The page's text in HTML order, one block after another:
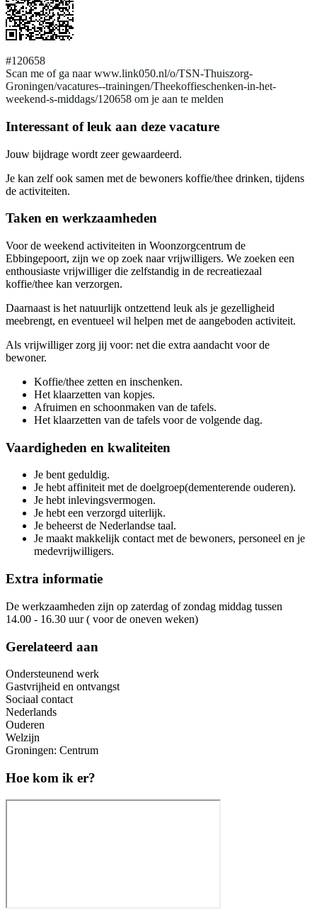
#120658
Scan me of ga naar www.link050.nl/o/TSN-Thuiszorg-
Groningen/vacatures--trainingen/Theekoffieschenken-in-het-
weekend-s-middags/120658 om je aan te melden
Interessant of leuk aan deze vacature
Jouw bijdrage wordt zeer gewaardeerd.
Je kan zelf ook samen met de bewoners koffie/thee drinken, tijdens
de activiteiten.
Taken en werkzaamheden
Voor de weekend activiteiten in Woonzorgcentrum de
Ebbingepoort, zijn we op zoek naar vrijwilligers. We zoeken een
enthousiaste vrijwilliger die zelfstandig in de recreatiezaal
koffie/thee kan verzorgen.
Daarnaast is het natuurlijk ontzettend leuk als je gezelligheid
meebrengt, en eventueel wil helpen met de aangeboden activiteit.
Als vrijwilliger zorg jij voor: net die extra aandacht voor de
bewoner.
Koffie/thee zetten en inschenken.
Het klaarzetten van kopjes.
Afruimen en schoonmaken van de tafels.
Het klaarzetten van de tafels voor de volgende dag.
Vaardigheden en kwaliteiten
Je bent geduldig.
Je hebt affiniteit met de doelgroep(dementerende ouderen).
Je hebt inlevingsvermogen.
Je hebt een verzorgd uiterlijk.
Je beheerst de Nederlandse taal.
Je maakt makkelijk contact met de bewoners, personeel en je
medevrijwilligers.
Extra informatie
De werkzaamheden zijn op zaterdag of zondag middag tussen
14.00 - 16.30 uur ( voor de oneven weken)
Gerelateerd aan
Ondersteunend werk
Gastvrijheid en ontvangst
Sociaal contact
Nederlands
Ouderen
Welzijn
Groningen: Centrum
Hoe kom ik er?